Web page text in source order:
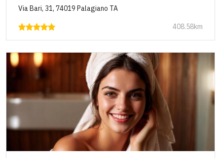
Via Bari, 31, 74019 Palagiano TA
408.58km